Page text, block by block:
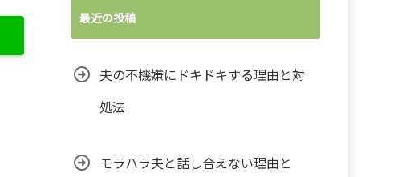
最近の投稿
夫の不機嫌にドキドキする理由と対
処法
モラハラ夫と話し合えない理由と